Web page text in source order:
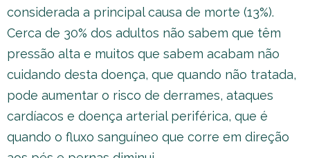
considerada a principal causa de morte (13%).
Cerca de 30% dos adultos não sabem que têm
pressão alta e muitos que sabem acabam não
cuidando desta doença, que quando não tratada,
pode aumentar o risco de derrames, ataques
cardíacos e doença arterial periférica, que é
quando o fluxo sanguíneo que corre em direção